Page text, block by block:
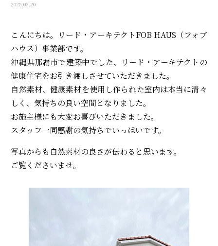
2025.03.20
こんにちは。リード・アーキテクトFOB HAUS（フォブ
ハウス）事業部です。
沖縄県那覇市で建築中でした、リード・アーキテクトの
健康住宅をお引き渡しさせていただきました。
自然素材、健康素材を使用し作られた室内は本当に清々
しく、気持ちの良い空間となりました。
お施主様にも大変お喜びいただきました。
スタッフ一同感謝の気持ちでいっぱいです。
写真からも自然素材の良さが伝わると思います。
ご覧くださいませ。